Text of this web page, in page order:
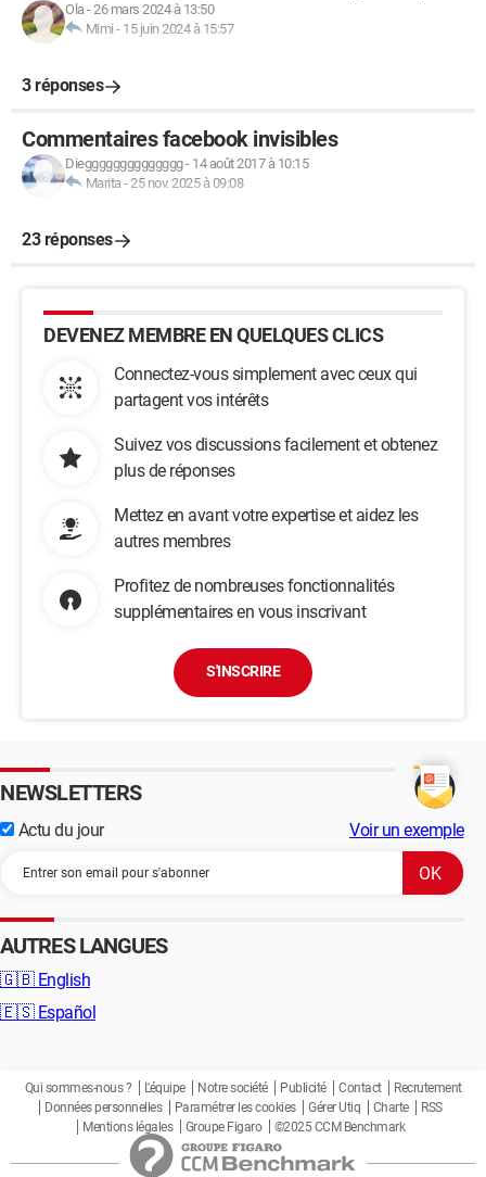
Ola-26 mars 2024 à 13:50
Mimi - 15 juin 2024 à 15:57
3 réponses
Commentaires facebook invisibles
Diegggggggggggggg- 14 août 2017 à 10:15
Marita -25 nov. 2025 à 09:08
23 réponses
DEVENEZ MEMBRE EN QUELQUES CLICS
Connectez-vous simplement avec ceux qui
partagent vos intérêts
Suivez vos discussions facilement et obtenez
plus de réponses
Mettez en avant votre expertise et aidez les
autres membres
Profitez de nombreuses fonctionnalités
supplémentaires en vous inscrivant
S'INSCRIRE
NEWSLETTERS
Actu du jour Voir un exemple
AUTRES LANGUES
🇬🇧 English
🇪🇸 Español
Qui sommes-nous ? L'équipe Notre société Publicité Contact
Recrutement
Données personnelles
Paramétrer les cookies Gérer Utiq Charte
RSS
Mentions légales
Groupe Figaro ©2025 CCM Benchmark